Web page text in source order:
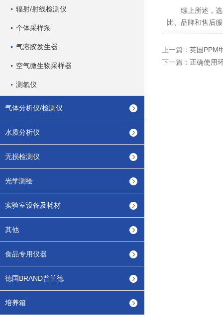
辐射/射线检测仪
个体采样泵
气溶胶发生器
空气微生物采样器
测氡仪
气体分析仪/检测仪
水质分析仪
无损检测仪
光学测绘
实验室设备及耗材
其他
食品专用仪器
德国BRAND普兰德
培养箱
综上所述，选
比、品牌和售后
上一篇： 英国PPM
下一篇： 正确使用